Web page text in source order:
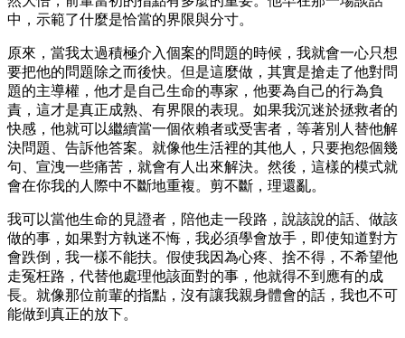
中，示範了什麼是恰當的界限與分寸。
原來，當我太過積極介入個案的問題的時候，我就會一心只想
要把他的問題除之而後快。但是這麼做，其實是搶走了他對問
題的主導權，他才是自己生命的專家，他要為自己的行為負
責，這才是真正成熟、有界限的表現。如果我沉迷於拯救者的
快感，他就可以繼續當一個依賴者或受害者，等著別人替他解
決問題、告訴他答案。就像他生活裡的其他人，只要抱怨個幾
句、宣洩一些痛苦，就會有人出來解決。然後，這樣的模式就
會在你我的人際中不斷地重複。剪不斷，理還亂。
我可以當他生命的見證者，陪他走一段路，說該說的話、做該
做的事，如果對方執迷不悔，我必須學會放手，即使知道對方
會跌倒，我一樣不能扶。假使我因為心疼、捨不得，不希望他
走冤枉路，代替他處理他該面對的事，他就得不到應有的成
長。就像那位前輩的指點，沒有讓我親身體會的話，我也不可
能做到真正的放下。